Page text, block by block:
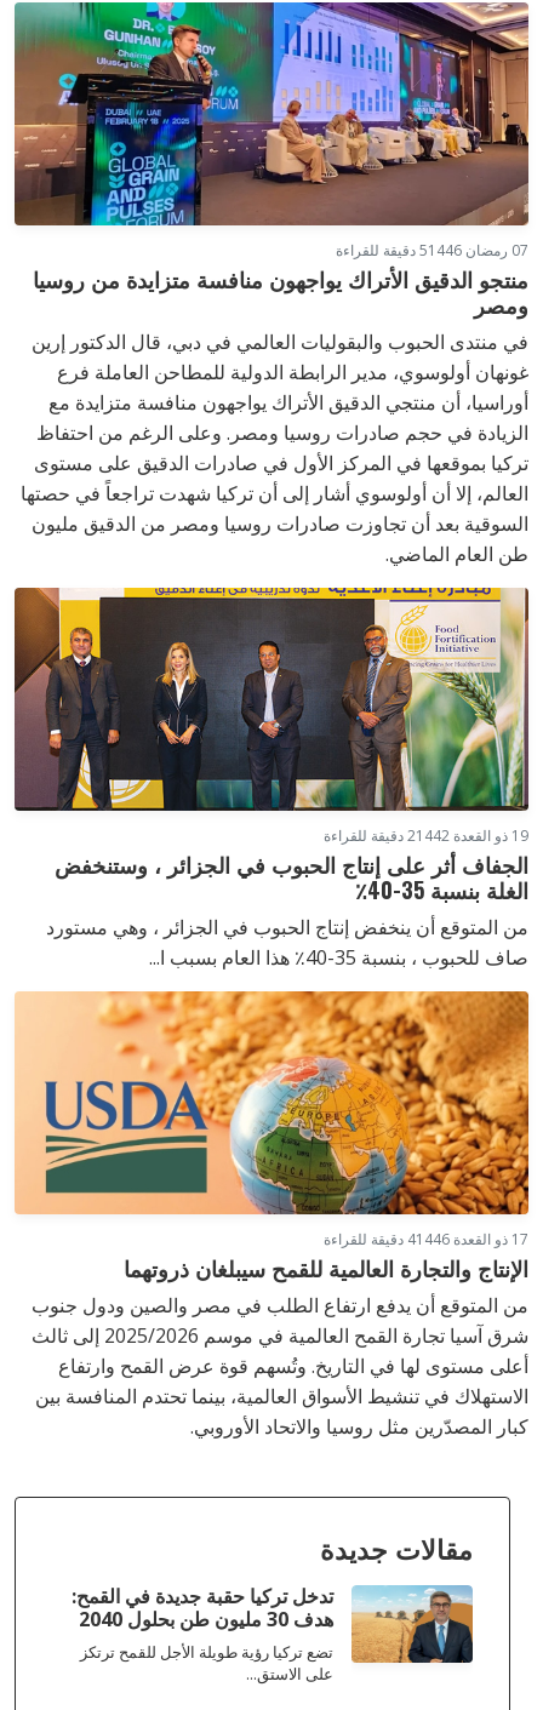
07 رمضان 1446 5 دقيقة للقراءة
منتجو الدقيق الأتراك يواجهون منافسة متزايدة من روسيا
ومصر
في منتدى الحبوب والبقوليات العالمي في دبي، قال الدكتور إرين
غونهان أولوسوي، مدير الرابطة الدولية للمطاحن العاملة فرع
أوراسيا، أن منتجي الدقيق الأتراك يواجهون منافسة متزايدة مع
الزيادة في حجم صادرات روسيا ومصر. وعلى الرغم من احتفاظ
تركيا بموقعها في المركز الأول في صادرات الدقيق على مستوى
العالم، إلا أن أولوسوي أشار إلى أن تركيا شهدت تراجعاً في حصتها
السوقية بعد أن تجاوزت صادرات روسيا ومصر من الدقيق مليون
طن العام الماضي.
19 ذو القعدة 1442 2 دقيقة للقراءة
الجفاف أثر على إنتاج الحبوب في الجزائر ، وستنخفض
الغلة بنسبة 35-40٪
من المتوقع أن ينخفض إنتاج الحبوب في الجزائر ، وهي مستورد
صاف للحبوب ، بنسبة 35-40٪ هذا العام بسبب ا...
17 ذو القعدة 1446 4 دقيقة للقراءة
الإنتاج والتجارة العالمية للقمح سيبلغان ذروتهما
من المتوقع أن يدفع ارتفاع الطلب في مصر والصين ودول جنوب
شرق آسيا تجارة القمح العالمية في موسم 2025/2026 إلى ثالث
أعلى مستوى لها في التاريخ. وتُسهم قوة عرض القمح وارتفاع
الاستهلاك في تنشيط الأسواق العالمية، بينما تحتدم المنافسة بين
كبار المصدّرين مثل روسيا والاتحاد الأوروبي.
مقالات جديدة
تدخل تركيا حقبة جديدة في القمح:
هدف 30 مليون طن بحلول 2040
تضع تركيا رؤية طويلة الأجل للقمح ترتكز
على الاستق...